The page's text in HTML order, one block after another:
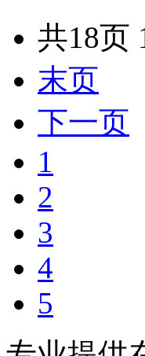
共18页
末页
下一页
1
2
3
4
5